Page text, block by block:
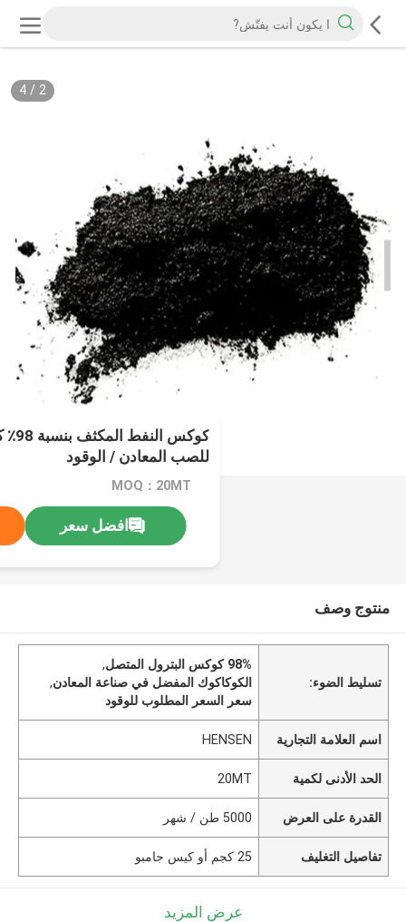
2
/
4
للصب المعادن / الوقود
MOQ：20MT
افضل سعر
منتوج وصف
تسليط الضوء:
98% كوكس البترول المتصل
,
الكوكاكوك المفضل في صناعة المعادن,
سعر السعر المطلوب للوقود
اسم العلامة التجارية HENSEN
الحد الأدنى لكمية 20MT
القدرة على العرض 5000 طن / شهر
تفاصيل التغليف 25 كجم أو كيس جامبو
عرض المزيد